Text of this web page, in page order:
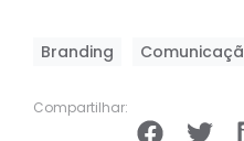
Branding
Compartilhar: